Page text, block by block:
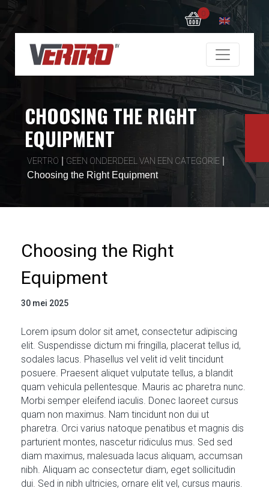
0
CHOOSING THE RIGHT
EQUIPMENT
VERTRO GEEN ONDERDEEL VAN EEN CATEGORIE
Choosing the Right Equipment
Choosing the Right
Equipment
30 mei 2025
Lorem ipsum dolor sit amet, consectetur adipiscing
elit. Suspendisse dictum mi fringilla, placerat tellus id,
sodales lacus. Phasellus vel velit id velit tincidunt
posuere. Praesent aliquet vulputate tellus, a blandit
quam vehicula pellentesque. Mauris ac pharetra nunc.
Morbi semper eleifend iaculis. Donec laoreet cursus
quam non maximus. Nam tincidunt non dui ut
pharetra. Orci varius natoque penatibus et magnis dis
parturient montes, nascetur ridiculus mus. Sed sed
diam maximus, malesuada lacus aliquam, accumsan
nibh. Aliquam ac consectetur diam, eget sollicitudin
dui. Sed in nibh ultricies, ornare elit vel, cursus mauris.